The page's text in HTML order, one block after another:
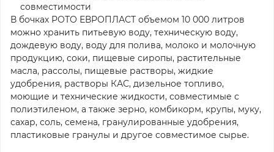
совместимости
В бочках РОТО ЕВРОПЛАСТ объемом 10 000 литров
можно хранить питьевую воду, техническую воду,
дождевую воду, воду для полива, молоко и молочную
продукцию, соки, пищевые сиропы, растительные
масла, рассолы, пищевые растворы, жидкие
удобрения, растворы КАС, дизельное топливо,
моющие и технические жидкости, совместимые с
полиэтиленом, а также зерно, комбикорм, крупы, муку,
сахар, соль, семена, гранулированные удобрения,
пластиковые гранулы и другое совместимое сырье.